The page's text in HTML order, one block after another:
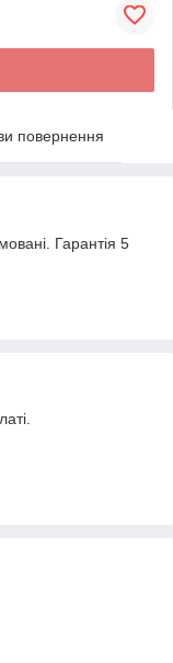
повернення
Гарантія 5